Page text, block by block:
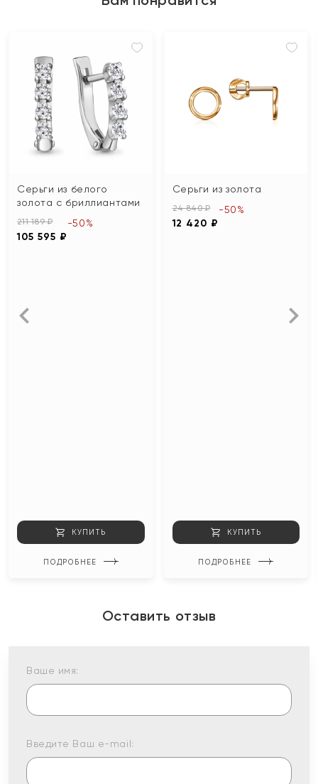
Серьги из белого
золота с бриллиантами
211 189 ₽
105 595 ₽
-50%
КУПИТЬ
ПОДРОБНЕЕ
Серьги из золота
24 840 ₽
12 420 ₽
-50%
КУПИТЬ
ПОДРОБНЕЕ
Оставить отзыв
Ваше имя:
Введите Ваш e-mail: